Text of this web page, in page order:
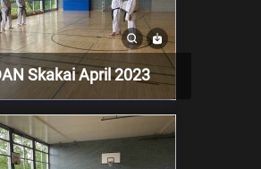
DAN Skakai April 2023